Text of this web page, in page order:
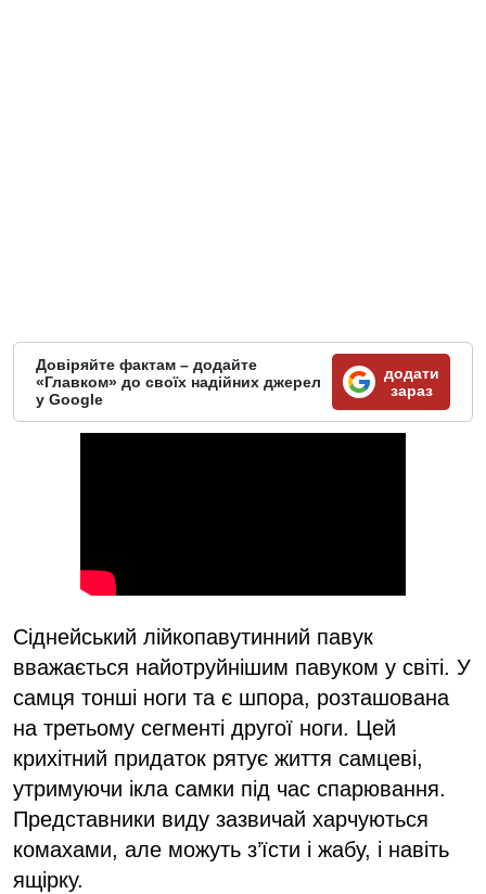
Довіряйте фактам – додайте
«Главком» до своїх надійних джерел
у Google
додати
зараз
Сіднейський лійкопавутинний павук
вважається найотруйнішим павуком у світі. У
самця тонші ноги та є шпора, розташована
на третьому сегменті другої ноги. Цей
крихітний придаток рятує життя самцеві,
утримуючи ікла самки під час спарювання.
Представники виду зазвичай харчуються
комахами, але можуть з’їсти і жабу, і навіть
ящірку.